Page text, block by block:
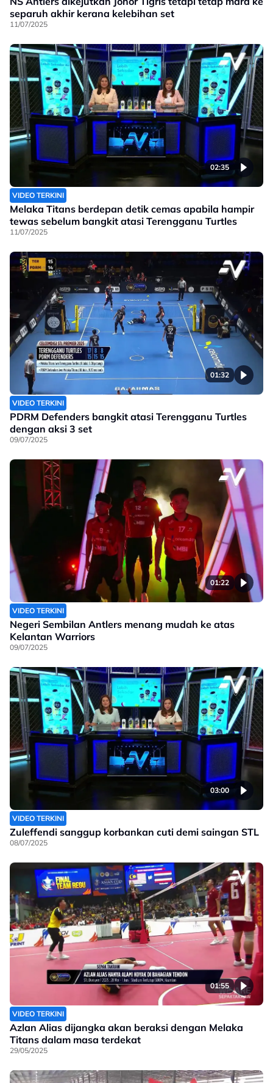
separuh akhir kerana kelebihan set
11/07/2025
02:35
VIDEO TERKINI
Melaka Titans berdepan detik cemas apabila hampir
tewas sebelum bangkit atasi Terengganu Turtles
11/07/2025
01:32
VIDEO TERKINI
PDRM Defenders bangkit atasi Terengganu Turtles
dengan aksi 3 set
09/07/2025
01:22
VIDEO TERKINI
Negeri Sembilan Antlers menang mudah ke atas
Kelantan Warriors
09/07/2025
03:00
VIDEO TERKINI
Zuleffendi sanggup korbankan cuti demi saingan STL
08/07/2025
01:55
VIDEO TERKINI
Azlan Alias dijangka akan beraksi dengan Melaka
Titans dalam masa terdekat
29/05/2025